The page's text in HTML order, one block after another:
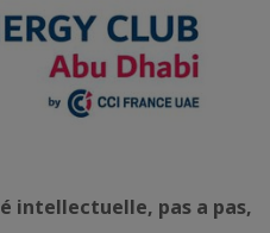
intellectuelle, pas a pas,